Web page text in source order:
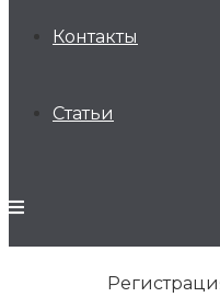
Контакты
Статьи